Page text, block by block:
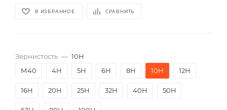
В ИЗБРАННОЕ СРАВНИТЬ
Зернистость — 10Н
М40
4Н 5Н 6Н 8Н 10Н 12Н
16Н 20Н 25Н 32Н 40Н 50Н